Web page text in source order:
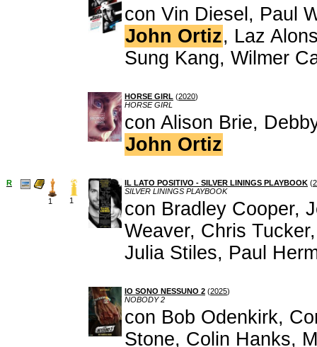
con Vin Diesel, Paul
John Ortiz, Laz
Sung Kang, Wilmer
HORSE GIRL (2020)
HORSE GIRL
con Alison Brie,
John Ortiz
R
1 1
IL LATO POSITIVO - SILVER LININGS PLAYBOOK (
SILVER LININGS PLAYBOOK
con Bradley Cooper,
Weaver, Chris
Julia Stiles, Paul
IO SONO NESSUNO 2 (2025)
NOBODY 2
con Bob Odenkirk,
Stone, Colin Hanks,